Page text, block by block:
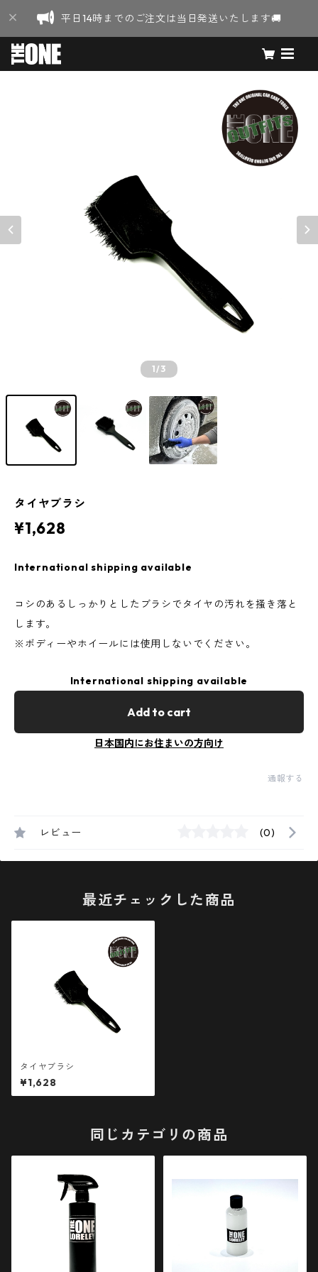
平日14時までのご注文は当日発送いたします🚚
1/3
タイヤブラシ
¥1,628
International shipping available
コシのあるしっかりとしたブラシでタイヤの汚れを掻き落と
します。
※ボディーやホイールには使用しないでください。
International shipping available
Add to cart
日本国内にお住まいの方向け
通報する
レビュー (0)
最近チェックした商品
タイヤブラシ
¥1,628
同じカテゴリの商品